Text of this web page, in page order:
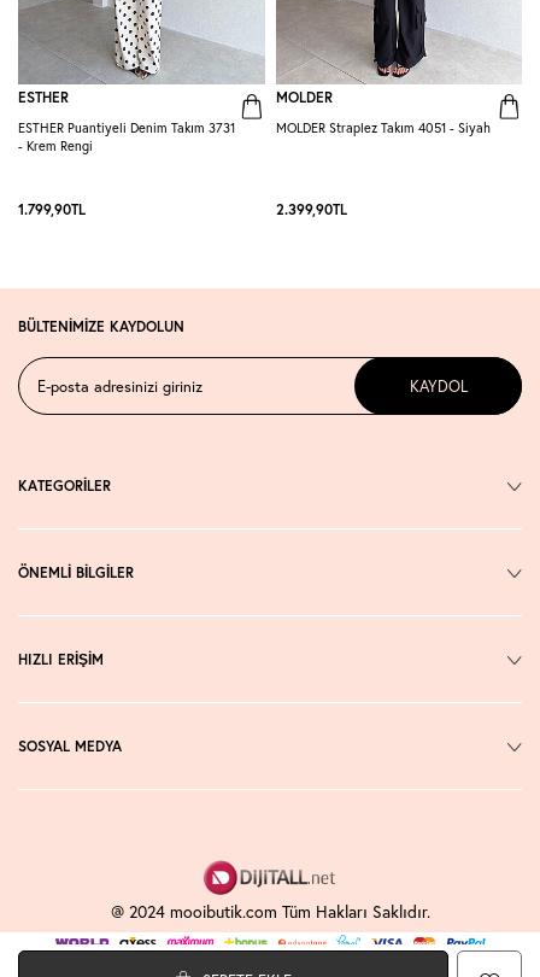
ESTHER
ESTHER Puantiyeli Denim Takım 3731
- Krem Rengi
1.799,90TL
MOLDER
MOLDER Straplez Takım 4051 - Siyah
2.399,90TL
BÜLTENİMİZE KAYDOLUN
KAYDOL
KATEGORİLER
ÖNEMLİ BİLGİLER
HIZLI ERİŞİM
SOSYAL MEDYA
@ 2024 mooibutik.com Tüm Hakları Saklıdır.